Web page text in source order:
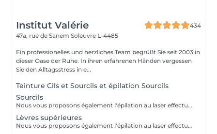
Institut Valérie
434
47a, rue de Sanem Soleuvre L-4485
Ein professionelles und herzliches Team begrüßt Sie seit 2003 in
dieser Oase der Ruhe. In ihren erfahrenen Händen vergessen
Sie den Alltagsstress in e...
Teinture Cils et Sourcils et épilation Sourcils
Sourcils
Nous vous proposons également l'épilation au laser effectué par une infirmière.
Lèvres supérieures
Nous vous proposons également l'épilation au laser effectué par une infirmière.